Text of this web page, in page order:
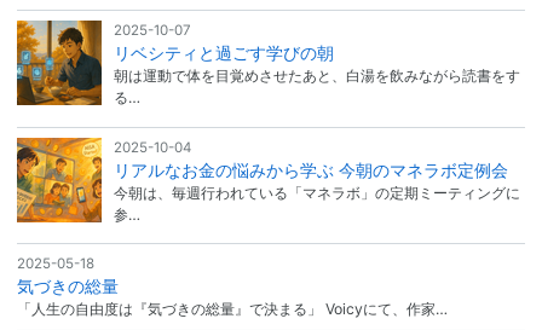
2025-10-07
リベシティと過ごす学びの朝
朝は運動で体を目覚めさせたあと、白湯を飲みながら読書をす
る…
2025-10-04
リアルなお金の悩みから学ぶ 今朝のマネラボ定例会
今朝は、毎週行われている「マネラボ」の定期ミーティングに
参…
2025-05-18
気づきの総量
「人生の自由度は『気づきの総量』で決まる」 Voicyにて、作家…